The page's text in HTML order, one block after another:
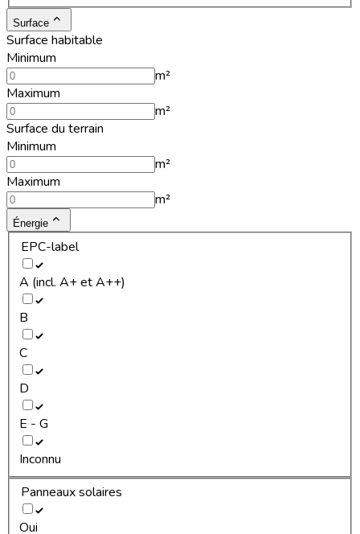
Surface
Surface habitable
Minimum
m²
Maximum
m²
Surface du terrain
Minimum
m²
Maximum
m²
Énergie
EPC-label
A (incl. A+ et A++)
B
C
D
E - G
Inconnu
Panneaux solaires
Oui